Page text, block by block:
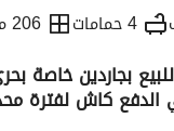
4 حمامات 206 متر مربع
الاتجاهات
بجاردين خاصة